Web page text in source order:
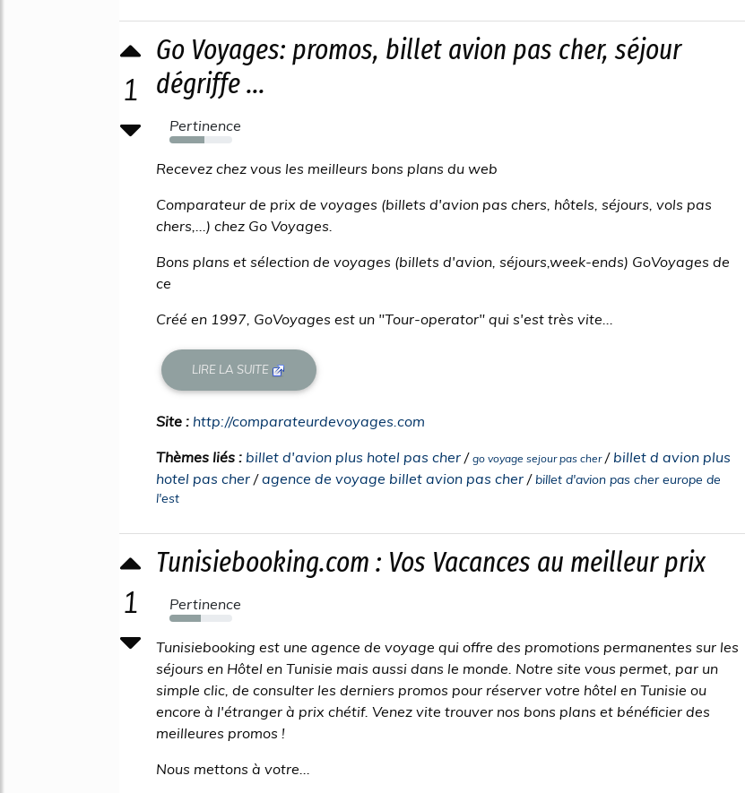
1
Go Voyages: promos, billet avion pas cher, séjour
dégriffe ...
Pertinence
55%
Recevez chez vous les meilleurs bons plans du web
Comparateur de prix de voyages (billets d'avion pas chers, hôtels, séjours, vols pas
chers,...) chez Go Voyages.
Bons plans et sélection de voyages (billets d'avion, séjours,week-ends) GoVoyages de
ce
Créé en 1997, GoVoyages est un "Tour-operator" qui s'est très vite...
LIRE LA SUITE
Site : http://comparateurdevoyages.com
Thèmes liés : billet d'avion plus hotel pas cher / go voyage sejour pas cher/ billet d avion plus
hotel pas cher /agence de voyage billet avion pas cher / billet d'avion pas cher europe de
l'est
1
Tunisiebooking.com : Vos Vacances au meilleur prix
Pertinence
50%
Tunisiebooking est une agence de voyage qui offre des promotions permanentes sur les
séjours en Hôtel en Tunisie mais aussi dans le monde. Notre site vous permet, par un
simple clic, de consulter les derniers promos pour réserver votre hôtel en Tunisie ou
encore à l'étranger à prix chétif. Venez vite trouver nos bons plans et bénéficier des
meilleures promos !
Nous mettons à votre...